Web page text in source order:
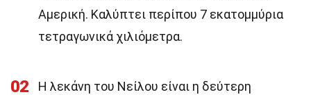
Αμερική. Καλύπτει περίπου 7 εκατομμύρια
τετραγωνικά χιλιόμετρα.
02
Η λεκάνη του Νείλου είναι η δεύτερη